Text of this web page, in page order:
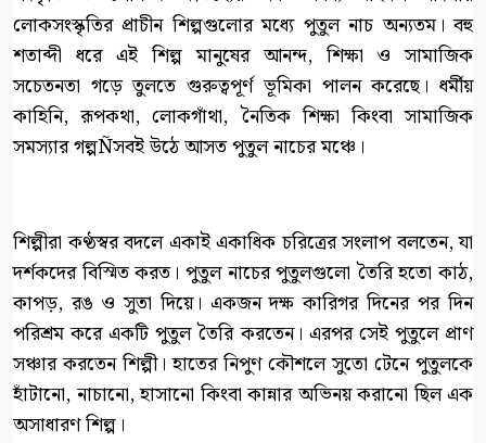
লোকসংস্কৃতির প্রাচীন শিল্পগুলোর মধ্যে পুতুল নাচ অন্যতম। বহু
শতাব্দী ধরে এই শিল্প মানুষের আনন্দ, শিক্ষা ও সামাজিক
সচেতনতা গড়ে তুলতে গুরুত্বপূর্ণ ভূমিকা পালন করেছে। ধর্মীয়
কাহিনি, রূপকথা, লোকগাঁথা, নৈতিক শিক্ষা কিংবা সামাজিক
সমস্যার গল্পÑসবই উঠে আসত পুতুল নাচের মঞ্চে।
শিল্পীরা কণ্ঠস্বর বদলে একাই একাধিক চরিত্রের সংলাপ বলতেন, যা
দর্শকদের বিস্মিত করত। পুতুল নাচের পুতুলগুলো তৈরি হতো কাঠ,
কাপড়, রঙ ও সুতা দিয়ে। একজন দক্ষ কারিগর দিনের পর দিন
পরিশ্রম করে একটি পুতুল তৈরি করতেন। এরপর সেই পুতুলে প্রাণ
সঞ্চার করতেন শিল্পী। হাতের নিপুণ কৌশলে সুতো টেনে পুতুলকে
হাঁটানো, নাচানো, হাসানো কিংবা কান্নার অভিনয় করানো ছিল এক
অসাধারণ শিল্প।